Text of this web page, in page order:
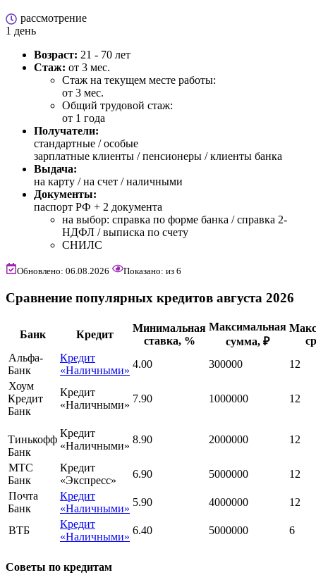
рассмотрение
1 день
Возраст: 21 - 70 лет
Стаж: от 3 мес.
Стаж на текущем месте работы:
от 3 мес.
Общий трудовой стаж:
от 1 года
Получатели:
стандартные /особые
зарплатные клиенты / пенсионеры / клиенты банка
Выдача:
на карту / на счет / наличными
Документы:
паспорт РФ + 2 документа
на выбор: справка по форме банка / справка 2-
НДФЛ / выписка по счету
СНИЛС
Обновлено: 06.08.2026 Показано: из 6
Сравнение популярных кредитов августа 2026
Банк Кредит
Минимальная
ставка, %
Максимальная
сумма, ₽
Альфа-
Банк
Кредит
«Наличными»
4.00 300000
12
Хоум
Кредит
Банк
Кредит
«Наличными»
7.90 1000000 12
Тинькофф
Банк
Кредит
«Наличными»
8.90 2000000 12
МТС
Банк
Кредит
«Экспресс»
6.90 5000000
12
Почта
Банк
Кредит
«Наличными»
5.90 4000000 12
ВТБ
Кредит
«Наличными»
6.40 5000000 6
Советы по кредитам